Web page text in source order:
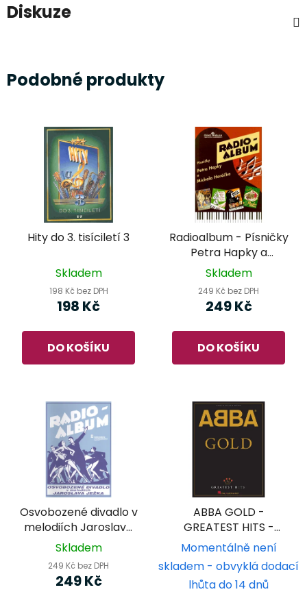
Diskuze
Podobné produkty
Hity do 3. tisíciletí 3
Skladem
198 Kč bez DPH
198 Kč
DO KOŠÍKU
Radioalbum - Písničky
Petra Hapky a
Michala Horáčka
Skladem
249 Kč bez DPH
249 Kč
DO KOŠÍKU
Osvobozené divadlo v
melodiích Jaroslava
Ježka - Radio Album 6
Skladem
249 Kč bez DPH
249 Kč
ABBA GOLD -
GREATEST HITS -
klavír/zpěv/kytara
Momentálně není
skladem - obvyklá dodací
lhůta do 14 dnů